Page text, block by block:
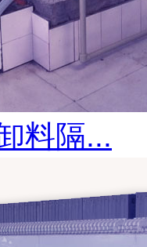
料隔...